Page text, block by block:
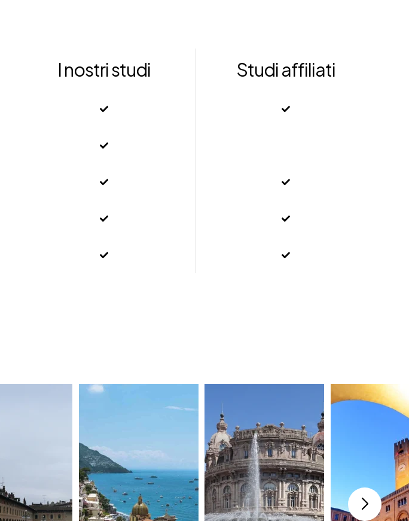
I nostri studi Studi affiliati